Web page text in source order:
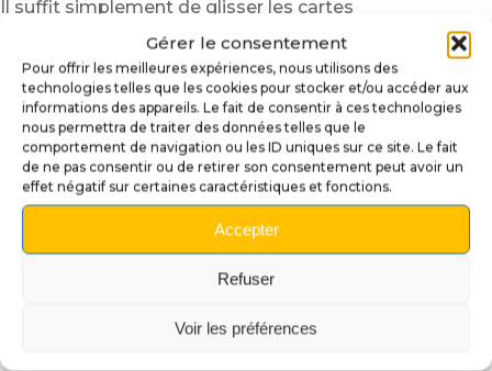
Gérer le consentement
Pour offrir les meilleures expériences, nous utilisons des
technologies telles que les cookies pour stocker et/ou accéder aux
informations des appareils. Le fait de consentir à ces technologies
nous permettra de traiter des données telles que le
comportement de navigation ou les ID uniques sur ce site. Le fait
de ne pas consentir ou de retirer son consentement peut avoir un
effet négatif sur certaines caractéristiques et fonctions.
Accepter
Refuser
Voir les préférences
Il suffit simplement de glisser les cartes
dans les encoches prévues sur l’apron du flipper.
En seulement quelques secondes,
votre machine bénéficie d’une finition plus propre,
plus complète et plus immersive.
Pourquoi choisir nos Cartes de Règles
Compréhension immédiate :
accessibles rapidement.
visuels cohérents avec l’univers
Finition premium :impression HD sur papier photo